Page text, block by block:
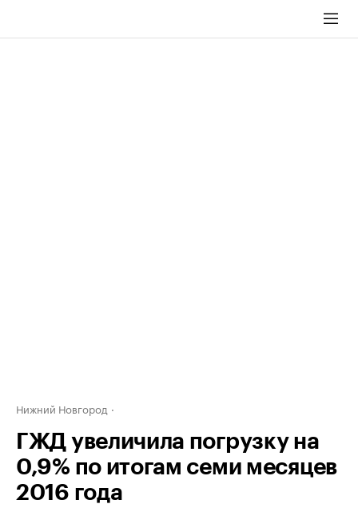
Нижний Новгород
ГЖД увеличила погрузку на
0,9% по итогам семи месяцев
2016 года